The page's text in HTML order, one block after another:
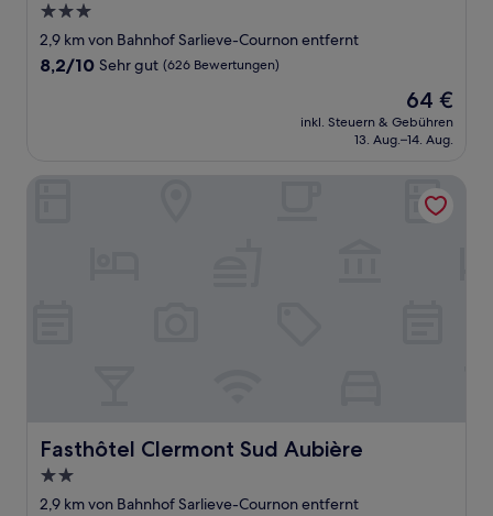
3.0-
Sterne-
Unterkunft
2,9 km von Bahnhof Sarlieve-Cournon entfernt
8.2
Bewertungen)
8,2/10 Sehr gut (626 Bewertungen)
Der
Preis
beträgt
64 €
inkl. Steuern & Gebühren
13. Aug.–14. Aug.
Fasthôtel Clermont Sud Aubière
Fasthôtel Clermont Sud Aubière
2.0-
Sterne-
2,9 km von Bahnhof Sarlieve-Cournon entfernt